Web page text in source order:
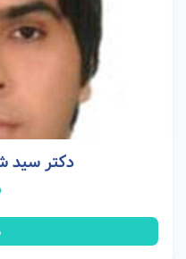
دکتر سید